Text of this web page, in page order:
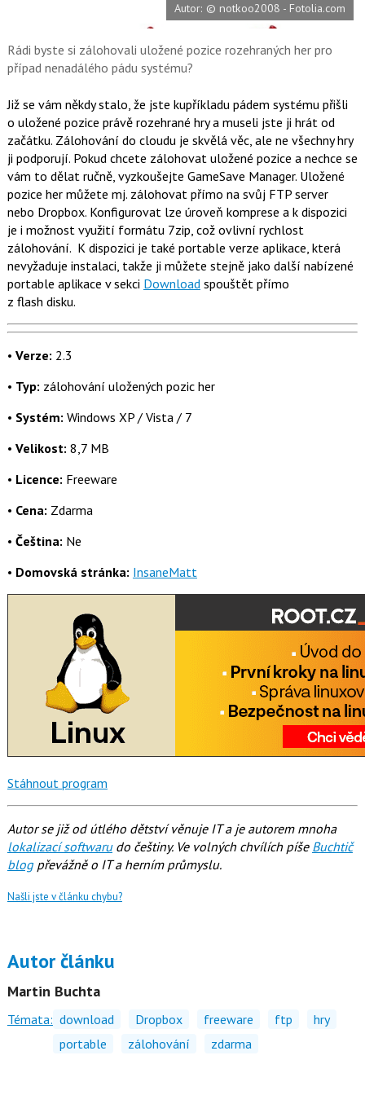
o
o
Autor: © notkoo2008 - Fotolia.com
Rádi byste si zálohovali uložené pozice rozehraných her pro
případ nenadálého pádu systému?
Již se vám někdy stalo, že jste kupříkladu pádem systému přišli
o uložené pozice právě rozehrané hry a museli jste ji hrát od
začátku. Zálohování do cloudu je skvělá věc, ale ne všechny hry
ji podporují. Pokud chcete zálohovat uložené pozice a nechce se
vám to dělat ručně, vyzkoušejte GameSave Manager. Uložené
pozice her můžete mj. zálohovat přímo na svůj FTP server
nebo Dropbox. Konfigurovat lze úroveň komprese a k dispozici
je i možnost využití formátu 7zip, což ovlivní rychlost
zálohování. K dispozici je také portable verze aplikace, která
nevyžaduje instalaci, takže ji můžete stejně jako další nabízené
portable aplikace v sekci Downloadspouštět přímo
z flash disku.
• Verze: 2.3
• Typ: zálohování uložených pozic her
• Systém: Windows XP / Vista / 7
• Velikost: 8,7 MB
• Licence: Freeware
• Cena: Zdarma
• Čeština: Ne
• Domovská stránka: InsaneMatt
Stáhnout program
Autor se již od útlého dětství věnuje IT a je autorem mnoha
lokalizací softwarudo češtiny. Ve volných chvílích píše Buchtič
blogpřevážně o IT a herním průmyslu.
Našli jste v článku chybu?
Autor článku
Martin Buchta
Témata: download Dropbox freeware ftp
hry
portable
zálohování zdarma